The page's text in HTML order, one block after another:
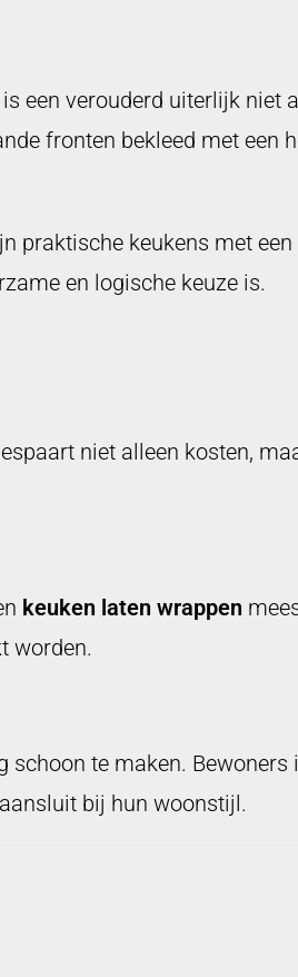
een verouderd uiterlijk niet
fronten bekleed met een
praktische keukens met
en logische keuze is.
niet alleen kosten,
keuken laten wrappen
worden.
te maken. Bewoners
bij hun woonstijl.